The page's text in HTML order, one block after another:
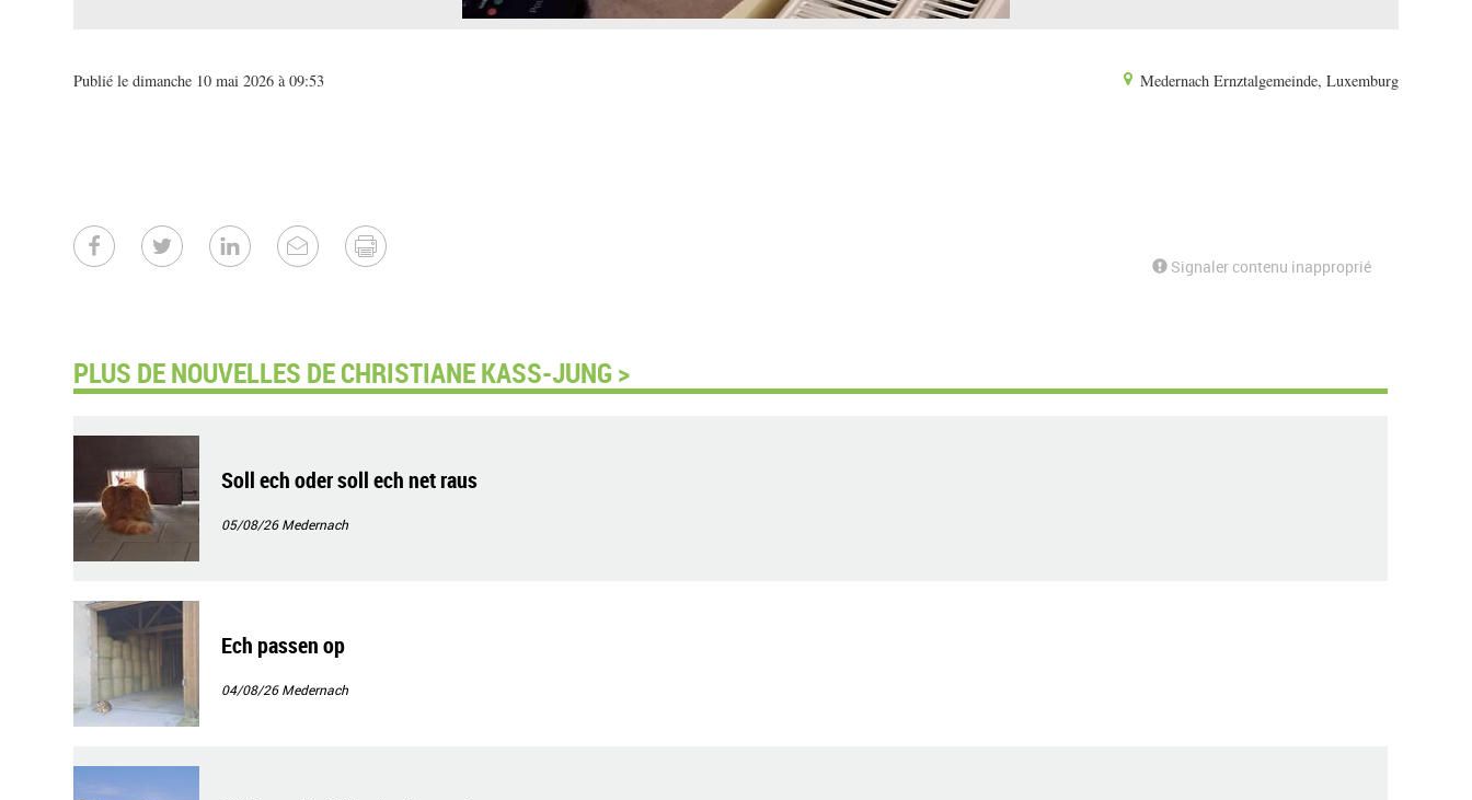
Publié le dimanche 10 mai 2026 à 09:53 Medernach Ernztalgemeinde, Luxemburg
Signaler contenu inapproprié
PLUS DE NOUVELLES DE CHRISTIANE KASS-JUNG >
Soll ech oder soll ech net raus
05/08/26Medernach
Ech passen op
04/08/26Medernach